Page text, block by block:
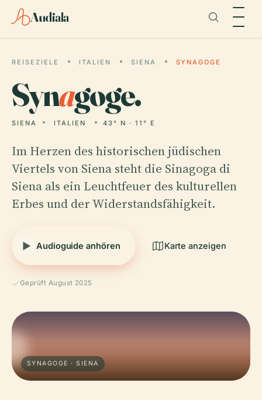
Audiala
REISEZIELE ITALIEN SIENA SYNAGOGE
Synagoge.
SIENA ITALIEN 43° N · 11° E
Im Herzen des historischen jüdischen
Viertels von Siena steht die Sinagoga di
Siena als ein Leuchtfeuer des kulturellen
Erbes und der Widerstandsfähigkeit.
Audioguide anhören Karte anzeigen
Geprüft August 2025
SYNAGOGE · SIENA